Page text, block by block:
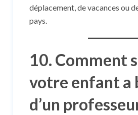
déplacement, de vacances ou
pays.
10. Comment
votre enfant a
d’un